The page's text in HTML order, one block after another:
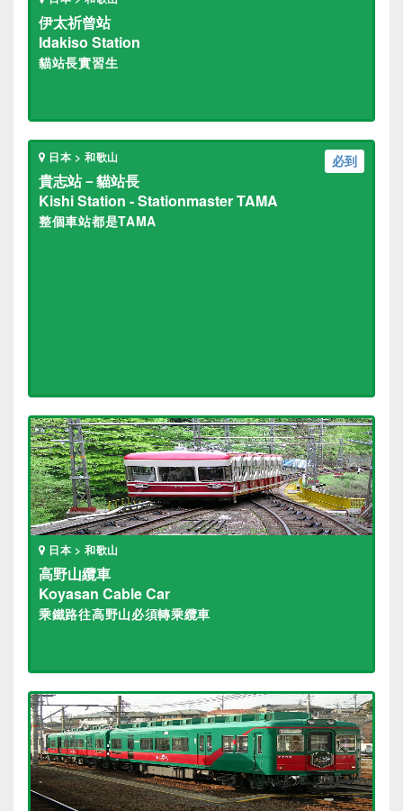
伊太祈曾站
Idakiso Station
貓站長實習生
必到
日本 > 和歌山
貴志站－貓站長
Kishi Station - Stationmaster TAMA
整個車站都是TAMA
日本 > 和歌山
高野山纜車
Koyasan Cable Car
乘鐵路往高野山必須轉乘纜車